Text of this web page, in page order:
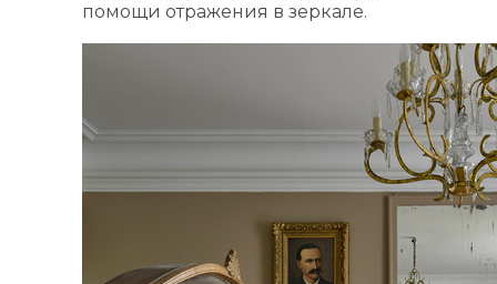
помощи отражения в зеркале.